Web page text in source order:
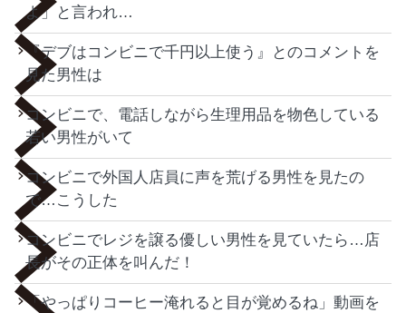
よ」と言われ…
『デブはコンビニで千円以上使う』とのコメントを
見た男性は
コンビニで、電話しながら生理用品を物色している
若い男性がいて
コンビニで外国人店員に声を荒げる男性を見たの
で…こうした
コンビニでレジを譲る優しい男性を見ていたら…店
長がその正体を叫んだ！
「やっぱりコーヒー淹れると目が覚めるね」動画を